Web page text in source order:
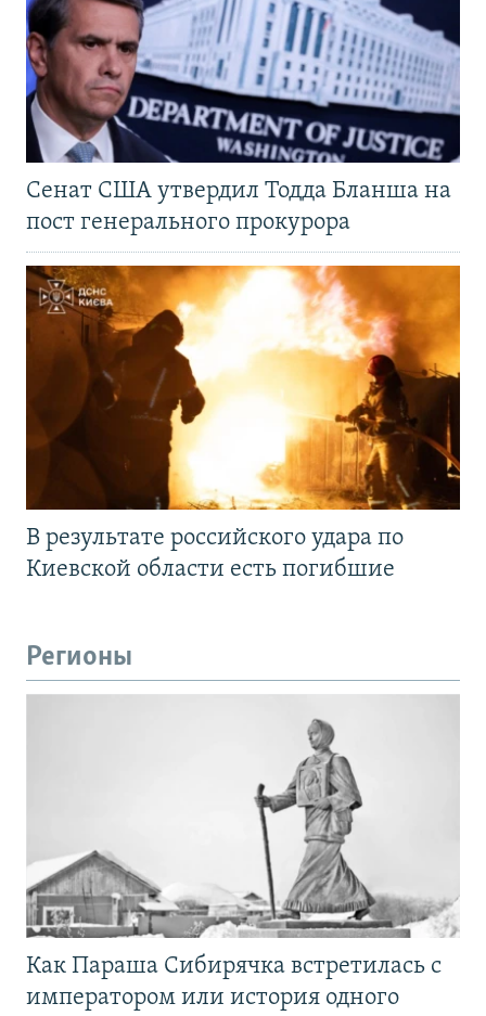
Сенат США утвердил Тодда Бланша на
пост генерального прокурора
В результате российского удара по
Киевской области есть погибшие
Регионы
Как Параша Сибирячка встретилась с
императором или история одного